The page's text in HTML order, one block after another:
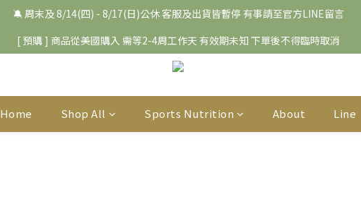
🔕 周末及 8/14(四) - 8/17(日)公休 客服及出貨皆暫停 有事請至官方LINE留言
[ 預購 ] 商品從美國購入 需等2-4周工作天 有效期未知 下單後不得臨時取消
Home Shop All Sports Nutrition About Line